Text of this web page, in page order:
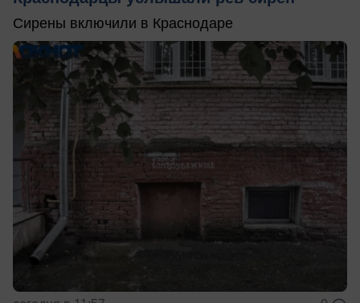
Сирены включили в Краснодаре